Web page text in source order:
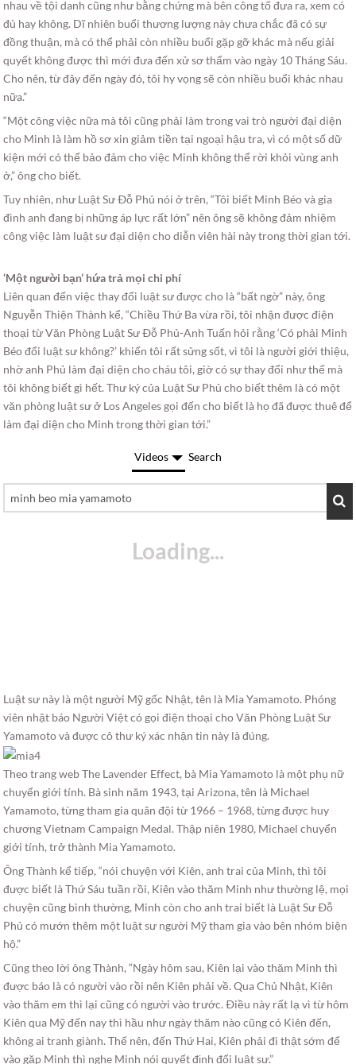
nhau về tội danh cũng như bằng chứng mà bên công tố đưa ra, xem có
đủ hay không. Dĩ nhiên buổi thương lượng này chưa chắc đã có sự
đồng thuận, mà có thể phải còn nhiều buổi gặp gỡ khác mà nếu giải
quyết không được thì mới đưa đến xử sơ thẩm vào ngày 10 Tháng Sáu.
Cho nên, từ đây đến ngày đó, tôi hy vọng sẽ còn nhiều buổi khác nhau
nữa.”
“Một công việc nữa mà tôi cũng phải làm trong vai trò người đại diện
cho Minh là làm hồ sơ xin giảm tiền tại ngoại hậu tra, vì có một số dữ
kiện mới có thể bảo đảm cho việc Minh không thể rời khỏi vùng anh
ở,” ông cho biết.
Tuy nhiên, như Luật Sư Ðỗ Phủ nói ở trên, “Tôi biết Minh Béo và gia
đình anh đang bị những áp lực rất lớn” nên ông sẽ không đảm nhiệm
công việc làm luật sư đại diện cho diễn viên hài này trong thời gian tới.
‘Một người bạn’ hứa trả mọi chi phí
Liên quan đến việc thay đổi luật sư được cho là “bất ngờ” này, ông
Nguyễn Thiện Thành kể, “Chiều Thứ Ba vừa rồi, tôi nhận được điện
thoại từ Văn Phòng Luật Sư Ðỗ Phủ-Anh Tuấn hỏi rằng ‘Có phải Minh
Béo đổi luật sư không?’ khiến tôi rất sửng sốt, vì tôi là người giới thiệu,
nhờ anh Phủ làm đại diện cho cháu tôi, giờ có sự thay đổi như thế mà
tôi không biết gì hết. Thư ký của Luật Sư Phủ cho biết thêm là có một
văn phòng luật sư ở Los Angeles gọi đến cho biết là họ đã được thuê để
làm đại diện cho Minh trong thời gian tới.”
Videos Search
Luật sư này là một người Mỹ gốc Nhật, tên là Mia Yamamoto. Phóng
viên nhật báo Người Việt có gọi điện thoại cho Văn Phòng Luật Sư
Yamamoto và được cô thư ký xác nhận tin này là đúng.
Theo trang web The Lavender Effect, bà Mia Yamamoto là một phụ nữ
chuyển giới tính. Bà sinh năm 1943, tại Arizona, tên là Michael
Yamamoto, từng tham gia quân đội từ 1966 – 1968, từng được huy
chương Vietnam Campaign Medal. Thập niên 1980, Michael chuyển
giới tính, trở thành Mia Yamamoto.
Ông Thành kể tiếp, “nói chuyện với Kiên, anh trai của Minh, thì tôi
được biết là Thứ Sáu tuần rồi, Kiên vào thăm Minh như thường lệ, mọi
chuyện cũng bình thường, Minh còn cho anh trai biết là Luật Sư Ðỗ
Phủ có mướn thêm một luật sư người Mỹ tham gia vào bên nhóm biện
hộ.”
Cũng theo lời ông Thành, “Ngày hôm sau, Kiên lại vào thăm Minh thì
được báo là có người vào rồi nên Kiên phải về. Qua Chủ Nhật, Kiên
vào thăm em thì lại cũng có người vào trước. Ðiều này rất lạ vì từ hôm
Kiên qua Mỹ đến nay thì hầu như ngày thăm nào cũng có Kiên đến,
không ai tranh giành. Thế nên, đến Thứ Hai, Kiên phải đi thật sớm để
vào gặp Minh thì nghe Minh nói quyết định đổi luật sư.”